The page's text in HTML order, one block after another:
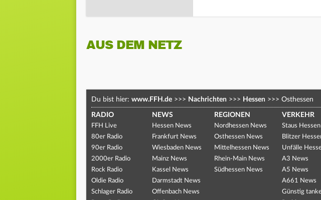
AUS DEM NETZ
Du bist hier: www.FFH.de >>> Nachrichten >>> Hessen >>> Osthessen
RADIO
FFH Live
80er Radio
90er Radio
2000er Radio
Rock Radio
Oldie Radio
Schlager Radio
NEWS
Hessen News
Frankfurt News
Wiesbaden News
Mainz News
Kassel News
Darmstadt News
Offenbach News
REGIONEN
Nordhessen News
Osthessen News
Mittelhessen News
Rhein-Main News
Südhessen News
VERKEHR
Staus Hessen
Blitzer
Unfälle
A3 News
A5 News
A661 News
Günstig